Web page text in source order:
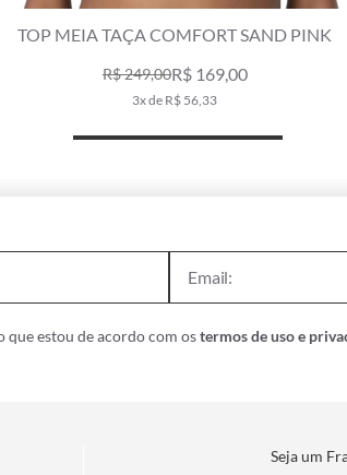
MEIA TAÇA MADONNA COMFORT
R$ 349,00R$ 239,00
4x de R$ 59,75
que estou de acordo com ostermos de uso e
Seja um